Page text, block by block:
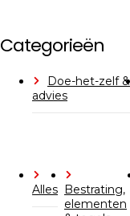
Categorieën
Doe-het-zelf &
advies
Alles Bestrating,
elementen